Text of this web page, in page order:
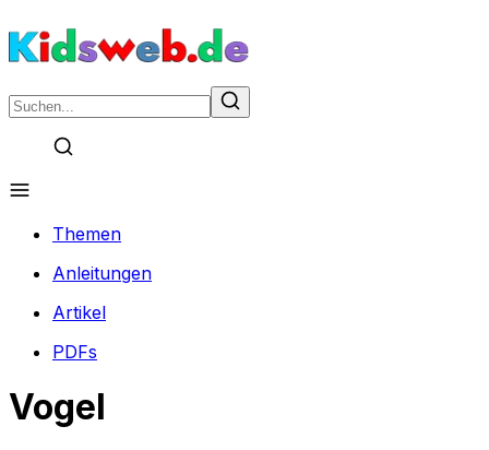
Themen
Anleitungen
Artikel
PDFs
Vogel